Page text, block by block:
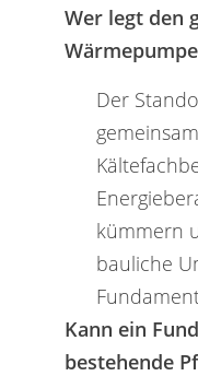
Wer legt den
Der
kümmern
bauliche
Kann ein
bestehende